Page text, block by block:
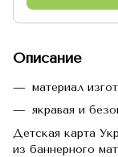
Описание
материал
якравая и
Детская карта
из баннерного